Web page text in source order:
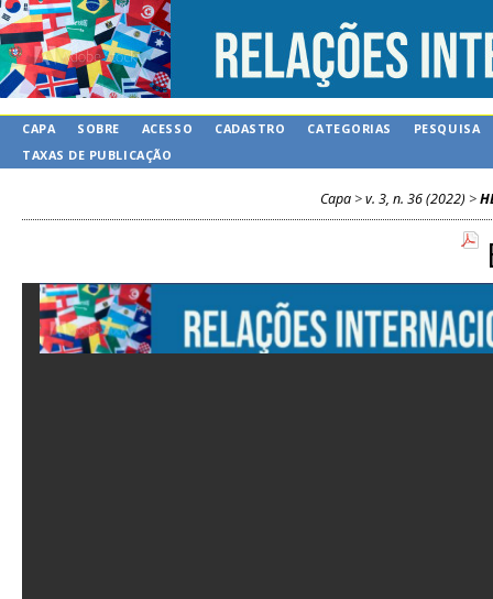
CAPA SOBRE ACESSO CADASTRO CATEGORIAS
PESQUISA
TAXAS DE PUBLICAÇÃO
Capa>v. 3, n. 36 (2022) >